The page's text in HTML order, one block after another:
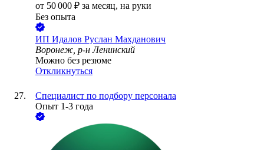
от 50 000 ₽ за месяц, на руки
Без опыта
ИП Идалов Руслан Махданович
Воронеж, р-н Ленинский
Можно без резюме
Откликнуться
Специалист по подбору персонала
Опыт 1-3 года